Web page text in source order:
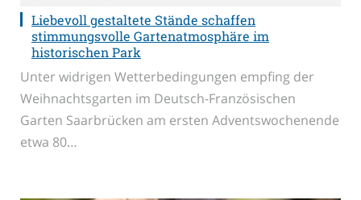
Liebevoll gestaltete Stände schaffen
stimmungsvolle Gartenatmosphäre im
historischen Park
Unter widrigen Wetterbedingungen empfing der
Weihnachtsgarten im Deutsch-Französischen
Garten Saarbrücken am ersten Adventswochenende
etwa 80…